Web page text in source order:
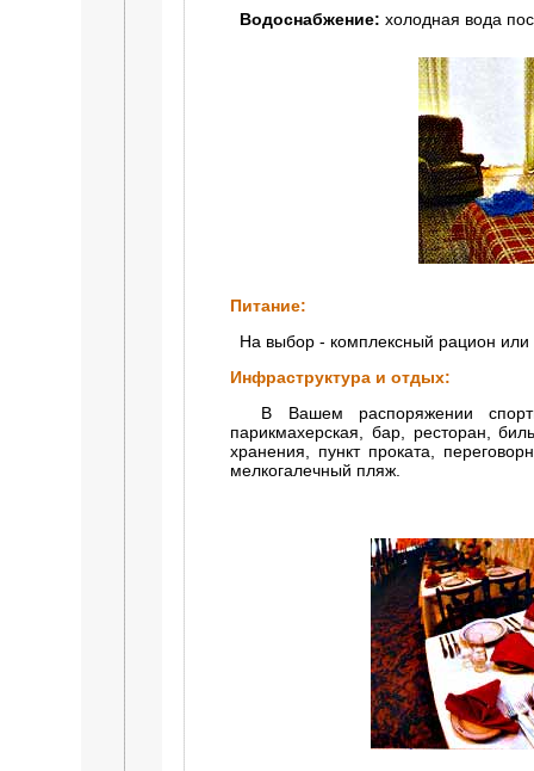
Водоснабжение: холодная вода
Питание:
На выбор - комплексный рацион
Инфраструктура и отдых:
В Вашем распоряжении
парикмахерская, бар, ресторан,
хранения, пункт проката,
мелкогалечный пляж.